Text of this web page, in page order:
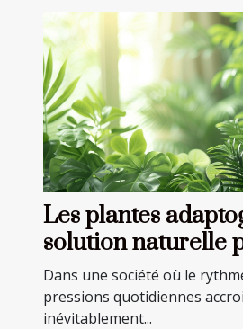
Les plantes
solution naturelle
combattre stress
Dans une société où le
pressions quotidiennes
inévitablement...